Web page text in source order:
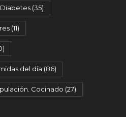
(35)
(11)
del día (86)
Cocinado (27)